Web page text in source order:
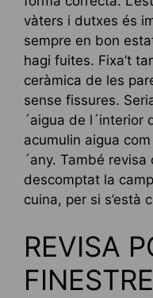
vàters i dutxes és
sempre en bon
hagi fuites. Fixa’t
ceràmica de les
sense fissures.
´aigua de l´interior
acumulin aigua
´any. També
descomptat la
cuina, per si s’està
REVISA